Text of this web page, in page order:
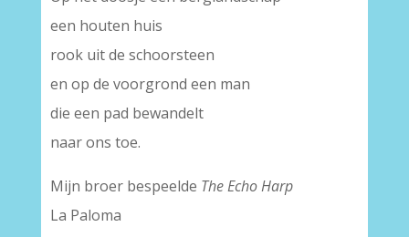
een houten huis
rook uit de schoorsteen
en op de voorgrond een man
die een pad bewandelt
naar ons toe.
Mijn broer bespeelde The Echo Harp
La Paloma